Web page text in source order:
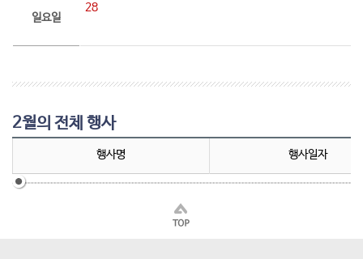
일요일
28
2월의 전체 행사
행사명 행사일자